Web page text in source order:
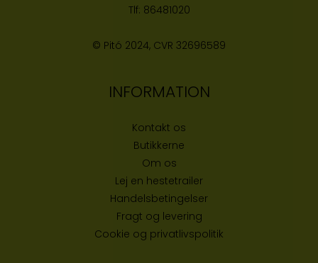
Tlf: 86481020
© Pitó 2024, CVR 32696589
INFORMATION
Kontakt os
Butikkerne
Om os
Lej en hestetrailer
Handelsbetingelser
Fragt og levering
Cookie og privatlivspolitik